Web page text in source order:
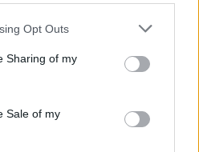
app uses one or more Google
behaviour. You may click to
and its third-party tags to
purposes in below Google
Opt Outs
Sharing of my
Sale of my
gépigény:
beállítások mellett, 60fps
10 (build 1909.1350)